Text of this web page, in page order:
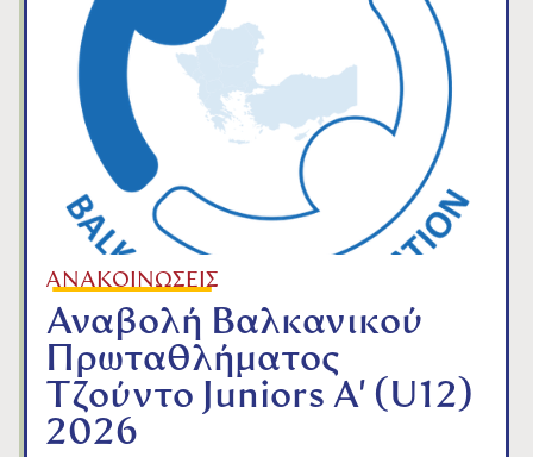
ΑΝΑΚΟΙΝΩΣΕΙΣ
Αναβολή Βαλκανικού
Πρωταθλήματος
Τζούντο Juniors A' (U12)
2026